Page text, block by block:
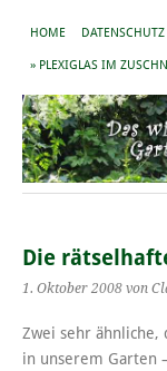
HOME DATENSCHUTZ
» PLEXIGLAS IM
Die
1. Oktober 2008 von
Zwei sehr ähnliche,
in unserem Garten